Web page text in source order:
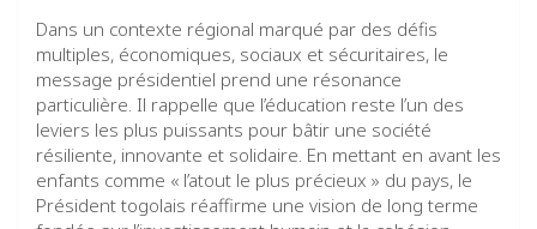
Dans un contexte régional marqué par des défis
multiples, économiques, sociaux et sécuritaires, le
message présidentiel prend une résonance
particulière. Il rappelle que l’éducation reste l’un des
leviers les plus puissants pour bâtir une société
résiliente, innovante et solidaire. En mettant en avant les
enfants comme « l’atout le plus précieux » du pays, le
Président togolais réaffirme une vision de long terme